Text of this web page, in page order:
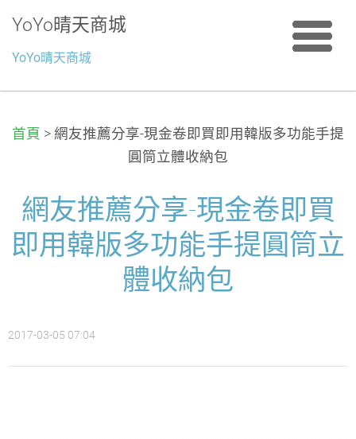
YoYo晴天商城
YoYo晴天商城
首頁 > 網友推薦分享-現金卷即買即用韓版多功能手提
圓筒立體收納包
網友推薦分享-現金卷即買
即用韓版多功能手提圓筒立
體收納包
2017-03-05 07:04